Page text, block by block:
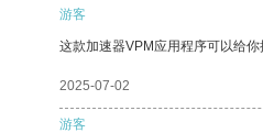
游客
这款加速器VPM应用程序可以给
2025-07-02
游客